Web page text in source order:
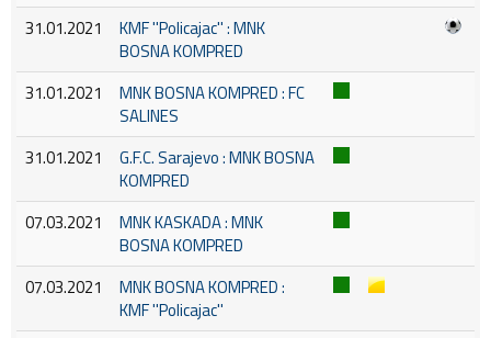
31.01.2021
KMF ''Policajac'' : MNK
BOSNA KOMPRED
31.01.2021
MNK BOSNA KOMPRED : FC
SALINES
31.01.2021
G.F.C. Sarajevo : MNK BOSNA
KOMPRED
07.03.2021
MNK KASKADA : MNK
BOSNA KOMPRED
07.03.2021
MNK BOSNA KOMPRED :
KMF ''Policajac''